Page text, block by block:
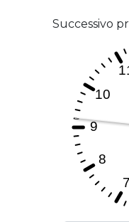
Successivo